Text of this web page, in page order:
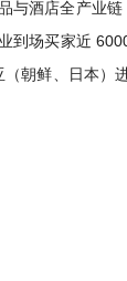
与酒店全产业链
到场买家近
朝鲜、日本）